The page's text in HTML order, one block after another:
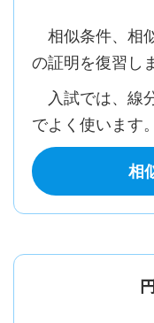
相似条件、相
の証明を復習し
入試では、線
でよく使います。
相